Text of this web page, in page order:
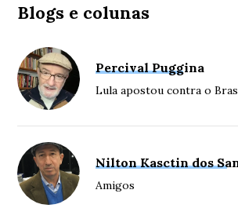
Blogs e colunas
Percival Puggina
Lula apostou contra o
Nilton Kasctin dos
Amigos